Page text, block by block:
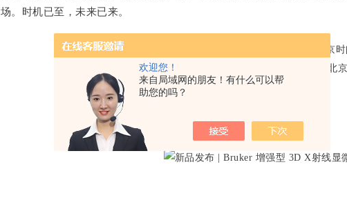
欢迎您！
来自局域网的朋友！有什么可以帮
助您的吗？
场。时机已至，未来已来。
（北京
（北
扫码报名通道